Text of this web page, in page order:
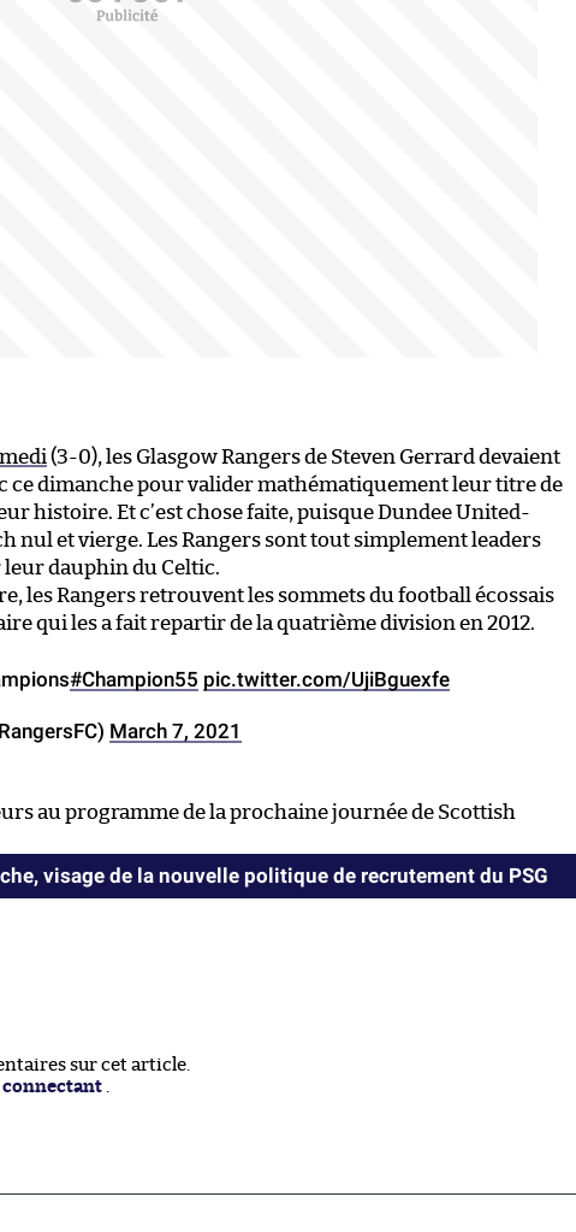
(3-0), les Glasgow Rangers de Steven Gerrard devaient
ce dimanche pour valider mathématiquement leur titre de
histoire. Et c’est chose faite, puisque Dundee United-
nul et vierge. Les Rangers sont tout simplement leaders
leur dauphin du Celtic.
les Rangers retrouvent les sommets du football écossais
qui les a fait repartir de la quatrième division en 2012.
#Champion55 pic.twitter.com/UjiBguexfe
March 7, 2021
au programme de la prochaine journée de Scottish
visage de la nouvelle politique de recrutement du PSG
sur cet article.
connectant .